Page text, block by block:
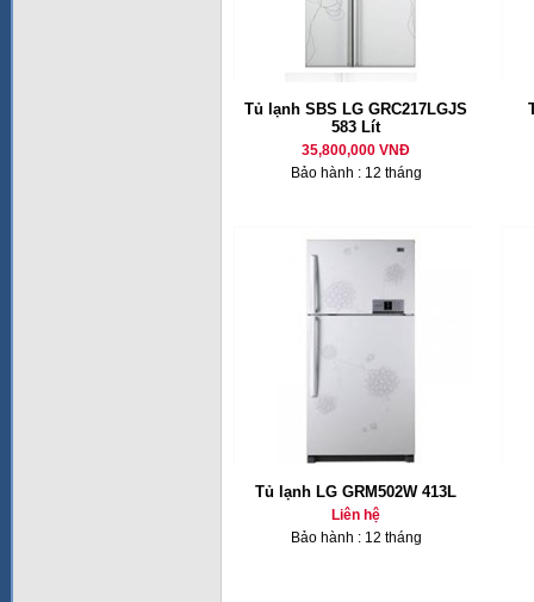
Tủ lạnh SBS LG GRC217LGJS
583 Lít
35,800,000 VNĐ
Bảo hành : 12 tháng
Tủ lạnh LG GRM502W 413L
Liên hệ
Bảo hành : 12 tháng